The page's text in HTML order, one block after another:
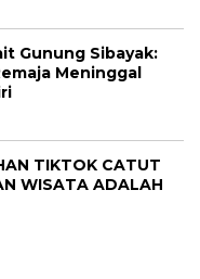
Gunung Sibayak:
Meninggal
TIKTOK CATUT
WISATA ADALAH